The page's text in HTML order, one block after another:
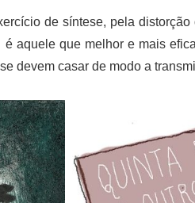
de síntese, pela
aquele que melhor e mais
devem casar de modo a